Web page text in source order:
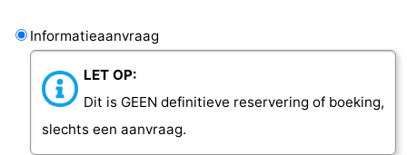
Sluis
Cadzand
Natuur
Weer
Informatieaanvraag
LET OP:
Dit is GEEN definitieve reservering of boeking,
slechts een aanvraag.